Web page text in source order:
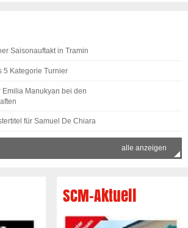
Saisonauftakt in Tramin
5 Kategorie Turnier
Emilia Manukyan bei den
für Samuel De Chiara
alle anzeigen
SCM-Aktuell